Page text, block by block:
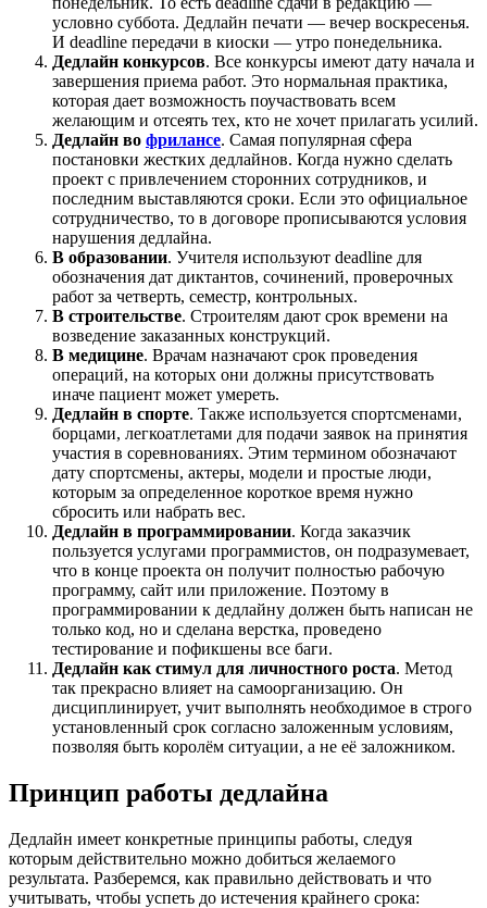
условно суббота. Дедлайн печати — вечер воскресенья.
И deadline передачи в киоски — утро понедельника.
Дедлайн конкурсов. Все конкурсы имеют дату начала и
завершения приема работ. Это нормальная практика,
которая дает возможность поучаствовать всем
желающим и отсеять тех, кто не хочет прилагать усилий.
Дедлайн во фрилансе. Самая популярная сфера
постановки жестких дедлайнов. Когда нужно сделать
проект с привлечением сторонних сотрудников, и
последним выставляются сроки. Если это официальное
сотрудничество, то в договоре прописываются условия
нарушения дедлайна.
В образовании. Учителя используют deadline для
обозначения дат диктантов, сочинений, проверочных
работ за четверть, семестр, контрольных.
В строительстве. Строителям дают срок времени на
возведение заказанных конструкций.
В медицине. Врачам назначают срок проведения
операций, на которых они должны присутствовать
иначе пациент может умереть.
Дедлайн в спорте. Также используется спортсменами,
борцами, легкоатлетами для подачи заявок на принятия
участия в соревнованиях. Этим термином обозначают
дату спортсмены, актеры, модели и простые люди,
которым за определенное короткое время нужно
сбросить или набрать вес.
Дедлайн в программировании. Когда заказчик
пользуется услугами программистов, он подразумевает,
что в конце проекта он получит полностью рабочую
программу, сайт или приложение. Поэтому в
программировании к дедлайну должен быть написан не
только код, но и сделана верстка, проведено
тестирование и пофикшены все баги.
Дедлайн как стимул для личностного роста. Метод
так прекрасно влияет на самоорганизацию. Он
дисциплинирует, учит выполнять необходимое в строго
установленный срок согласно заложенным условиям,
позволяя быть королём ситуации, а не её заложником.
Принцип работы дедлайна
Дедлайн имеет конкретные принципы работы, следуя
которым действительно можно добиться желаемого
результата. Разберемся, как правильно действовать и что
учитывать, чтобы успеть до истечения крайнего срока: